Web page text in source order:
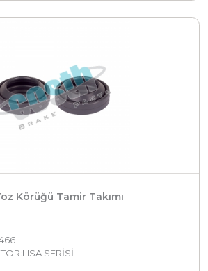
Körüğü Tamir Takımı
SERİSİ